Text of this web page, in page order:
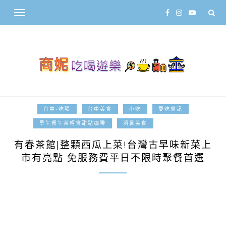
台中-吃喝 台中美食 小吃 愛吃食記
早午餐午茶輕食甜點咖啡 消暑美食
有春茶館|整顆西瓜上菜!台灣古早味新菜上
市有亮點 免服務費平日不限時聚餐首選